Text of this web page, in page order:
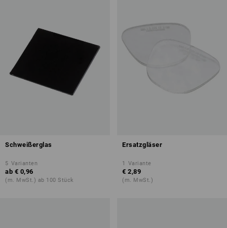
Schweißerglas
5 Varianten
ab € 0,96
(m. MwSt.) ab 100 Stück
Ersatzgläser
1 Variante
€ 2,89
(m. MwSt.)